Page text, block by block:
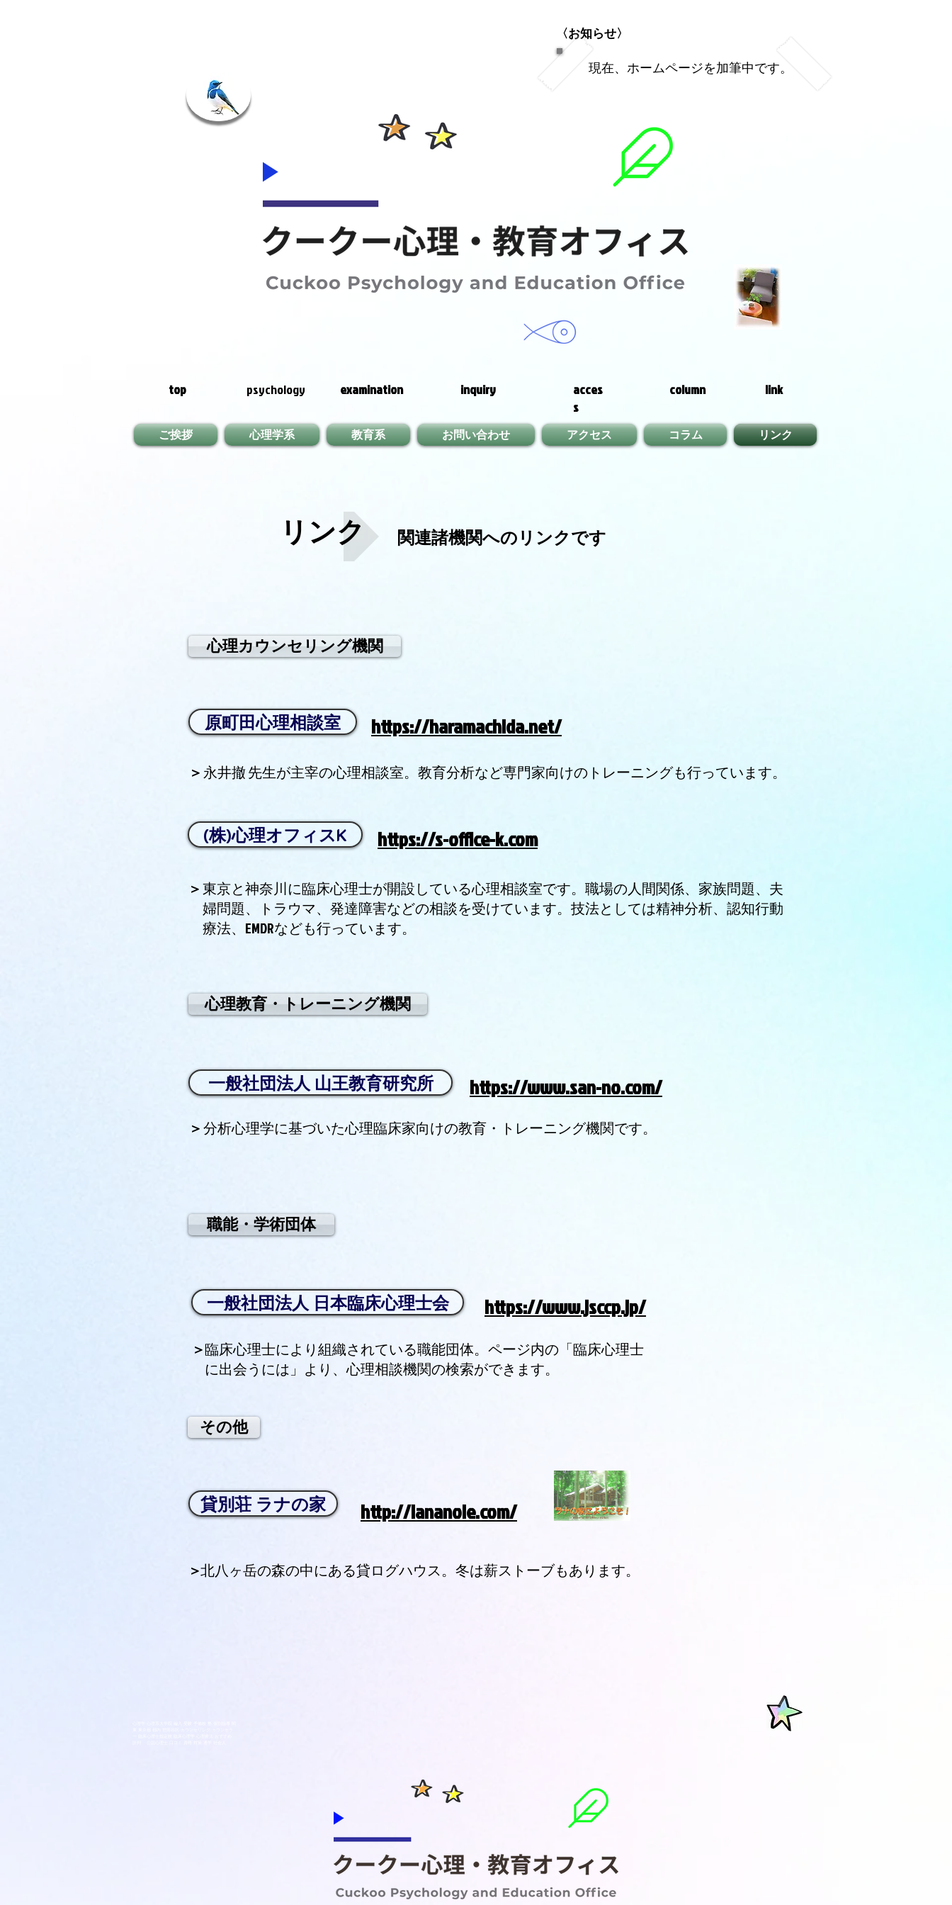
​〈お知らせ〉
​現在、ホームページを加筆中です。
top psychology examination inquiry
acces
s
column link
ご挨拶 心理学系 教育系 お問い合わせ アクセス コラム リンク
リンク ​関連諸機関へのリンクです
心理カウンセリング機関
原町田心理相談室 https://haramachida.net/
​＞ ​永井撤 先生が主宰の心理相談室。教育分析など専門家向けのトレーニングも行っています。
(株)心理オフィスK https://s-office-k.com
​＞東京と神奈川に臨床心理士が開設している心理相談室です。職場の人間関係、家族問題、夫
婦問題、トラウマ、発達障害などの相談を受けています。技法としては精神分析、認知行動
療法、EMDRなども行っています。
心理教育・トレーニング機関
一般社団法人 山王教育研究所 https://www.san-no.com/
​＞​分析心理学に基づいた心理臨床家向けの教育・トレーニング機関です。​
​＞
職能・学術団体
一般社団法人 日本臨床心理士会 https://www.jsccp.jp/
​臨床心理士により組織されている職能団体。ページ内の「臨床心理士
に出会うには」より、心理相談機関の検索ができます。
その他
​＞
貸別荘 ラナの家 http://lananoie.com/
北八ヶ岳の森の中にある貸ログハウス。冬は薪ストーブもあります。